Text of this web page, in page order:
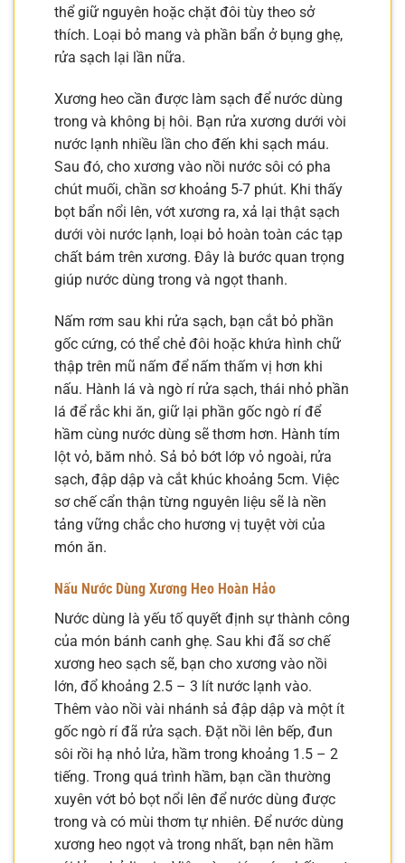
thể giữ nguyên hoặc chặt đôi tùy theo sở
thích. Loại bỏ mang và phần bẩn ở bụng ghẹ,
rửa sạch lại lần nữa.
Xương heo cần được làm sạch để nước dùng
trong và không bị hôi. Bạn rửa xương dưới vòi
nước lạnh nhiều lần cho đến khi sạch máu.
Sau đó, cho xương vào nồi nước sôi có pha
chút muối, chần sơ khoảng 5-7 phút. Khi thấy
bọt bẩn nổi lên, vớt xương ra, xả lại thật sạch
dưới vòi nước lạnh, loại bỏ hoàn toàn các tạp
chất bám trên xương. Đây là bước quan trọng
giúp nước dùng trong và ngọt thanh.
Nấm rơm sau khi rửa sạch, bạn cắt bỏ phần
gốc cứng, có thể chẻ đôi hoặc khứa hình chữ
thập trên mũ nấm để nấm thấm vị hơn khi
nấu. Hành lá và ngò rí rửa sạch, thái nhỏ phần
lá để rắc khi ăn, giữ lại phần gốc ngò rí để
hầm cùng nước dùng sẽ thơm hơn. Hành tím
lột vỏ, băm nhỏ. Sả bỏ bớt lớp vỏ ngoài, rửa
sạch, đập dập và cắt khúc khoảng 5cm. Việc
sơ chế cẩn thận từng nguyên liệu sẽ là nền
tảng vững chắc cho hương vị tuyệt vời của
món ăn.
Nấu Nước Dùng Xương Heo Hoàn Hảo
Nước dùng là yếu tố quyết định sự thành công
của món bánh canh ghẹ. Sau khi đã sơ chế
xương heo sạch sẽ, bạn cho xương vào nồi
lớn, đổ khoảng 2.5 – 3 lít nước lạnh vào.
Thêm vào nồi vài nhánh sả đập dập và một ít
gốc ngò rí đã rửa sạch. Đặt nồi lên bếp, đun
sôi rồi hạ nhỏ lửa, hầm trong khoảng 1.5 – 2
tiếng. Trong quá trình hầm, bạn cần thường
xuyên vớt bỏ bọt nổi lên để nước dùng được
trong và có mùi thơm tự nhiên. Để nước dùng
xương heo ngọt và trong nhất, bạn nên hầm